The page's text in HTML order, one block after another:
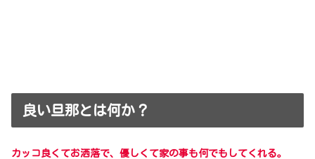
良い旦那とは何か？
カッコ良くてお洒落で、優しくて家の事も何でもしてくれる。